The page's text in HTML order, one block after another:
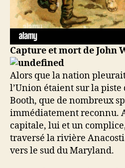
Capture et mort de John
Alors que la nation
l’Union étaient sur la piste
Booth, que de nombreux
immédiatement reconnu.
capitale, lui et un
traversé la rivière
vers le sud du Maryland.